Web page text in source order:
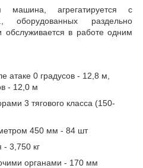
машина, агрегатируется с
оборудованных раздельно
обслуживается в работе одним
атаке 0 градусов - 12,8 м,
- 12,0 м
3 тягового класса (150-
450 мм - 84 шт
- 3,750 кг
органами - 170 мм